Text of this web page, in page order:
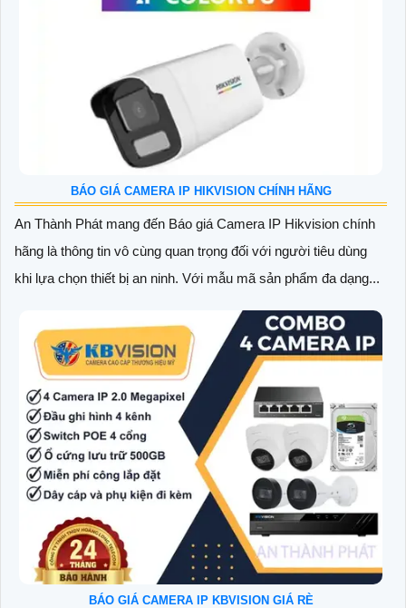
BÁO GIÁ CAMERA IP HIKVISION CHÍNH HÃNG
An Thành Phát mang đến Báo giá Camera IP Hikvision chính
hãng là thông tin vô cùng quan trọng đối với người tiêu dùng
khi lựa chọn thiết bị an ninh. Với mẫu mã sản phẩm đa dạng...
BÁO GIÁ CAMERA IP KBVISION GIÁ RÈ